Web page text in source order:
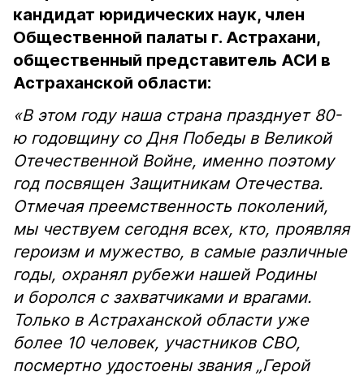
кандидат юридических наук, член
Общественной палаты г. Астрахани,
общественный представитель АСИ в
Астраханской области:
«В этом году наша страна празднует 80-
ю годовщину со Дня Победы в Великой
Отечественной Войне, именно поэтому
год посвящен Защитникам Отечества.
Отмечая преемственность поколений,
мы чествуем сегодня всех, кто, проявляя
героизм и мужество, в самые различные
годы, охранял рубежи нашей Родины
и боролся с захватчиками и врагами.
Только в Астраханской области уже
более 10 человек, участников СВО,
посмертно удостоены звания „Герой